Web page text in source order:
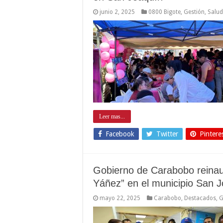
junio 2, 2025 0800 Bigote Gestión Salud
Leer mas...
Facebook Twitter
Gobierno de Carabobo
Yáñez” en el municipio San
mayo 22, 2025 Carabobo Destacados